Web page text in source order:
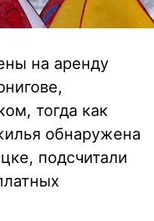
на аренду
тогда как
обнаружена
подсчитали